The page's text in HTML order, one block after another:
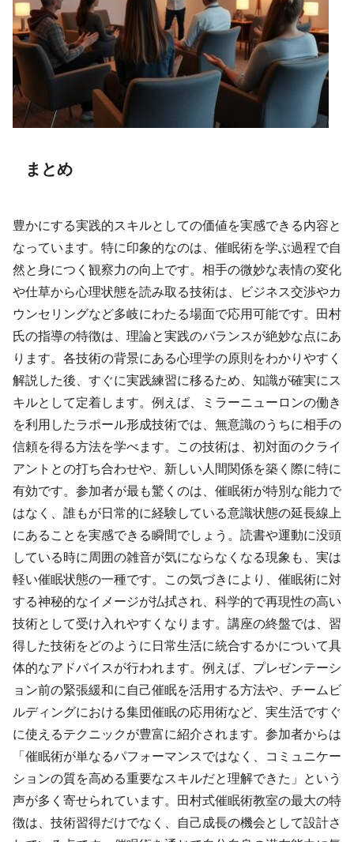
まとめ
豊かにする実践的スキルとしての価値を実感できる内容と
なっています。特に印象的なのは、催眠術を学ぶ過程で自
然と身につく観察力の向上です。相手の微妙な表情の変化
や仕草から心理状態を読み取る技術は、ビジネス交渉やカ
ウンセリングなど多岐にわたる場面で応用可能です。田村
氏の指導の特徴は、理論と実践のバランスが絶妙な点にあ
ります。各技術の背景にある心理学の原則をわかりやすく
解説した後、すぐに実践練習に移るため、知識が確実にス
キルとして定着します。例えば、ミラーニューロンの働き
を利用したラポール形成技術では、無意識のうちに相手の
信頼を得る方法を学べます。この技術は、初対面のクライ
アントとの打ち合わせや、新しい人間関係を築く際に特に
有効です。参加者が最も驚くのは、催眠術が特別な能力で
はなく、誰もが日常的に経験している意識状態の延長線上
にあることを実感できる瞬間でしょう。読書や運動に没頭
している時に周囲の雑音が気にならなくなる現象も、実は
軽い催眠状態の一種です。この気づきにより、催眠術に対
する神秘的なイメージが払拭され、科学的で再現性の高い
技術として受け入れやすくなります。講座の終盤では、習
得した技術をどのように日常生活に統合するかについて具
体的なアドバイスが行われます。例えば、プレゼンテーシ
ョン前の緊張緩和に自己催眠を活用する方法や、チームビ
ルディングにおける集団催眠の応用術など、実生活ですぐ
に使えるテクニックが豊富に紹介されます。参加者からは
「催眠術が単なるパフォーマンスではなく、コミュニケー
ションの質を高める重要なスキルだと理解できた」という
声が多く寄せられています。田村式催眠術教室の最大の特
徴は、技術習得だけでなく、自己成長の機会として設計さ